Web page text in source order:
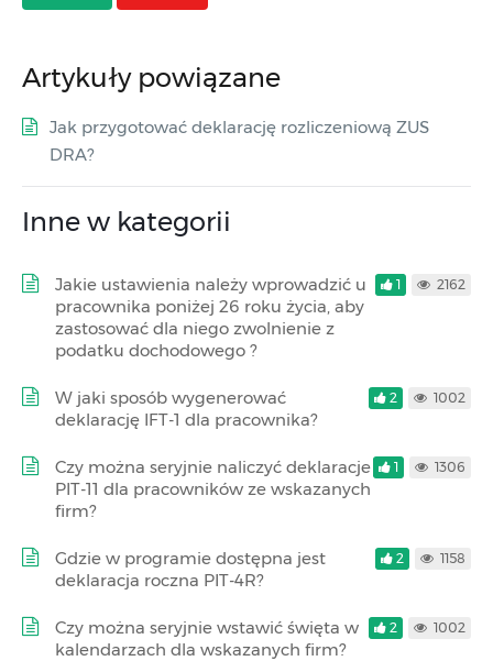
Artykuły powiązane
Jak przygotować deklarację rozliczeniową ZUS
DRA?
Inne w kategorii
Jakie ustawienia należy wprowadzić u
pracownika poniżej 26 roku życia, aby
zastosować dla niego zwolnienie z
podatku dochodowego ?
1 2162
W jaki sposób wygenerować
deklarację IFT-1 dla pracownika?
2 1002
Czy można seryjnie naliczyć deklaracje
PIT-11 dla pracowników ze wskazanych
firm?
1 1306
Gdzie w programie dostępna jest
deklaracja roczna PIT-4R?
2 1158
Czy można seryjnie wstawić święta w
kalendarzach dla wskazanych firm?
2 1002